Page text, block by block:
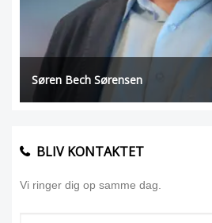
Søren Bech Sørensen
BLIV KONTAKTET
Vi ringer dig op samme dag.